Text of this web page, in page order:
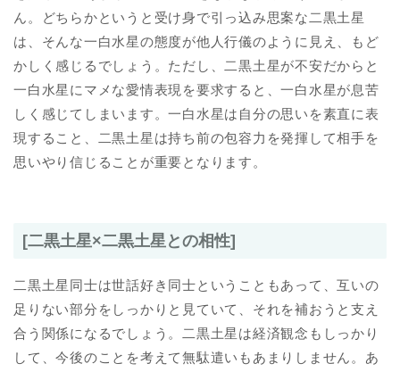
ん。どちらかというと受け身で引っ込み思案な二黒土星
は、そんな一白水星の態度が他人行儀のように見え、もど
かしく感じるでしょう。ただし、二黒土星が不安だからと
一白水星にマメな愛情表現を要求すると、一白水星が息苦
しく感じてしまいます。一白水星は自分の思いを素直に表
現すること、二黒土星は持ち前の包容力を発揮して相手を
思いやり信じることが重要となります。
[二黒土星×二黒土星との相性]
二黒土星同士は世話好き同士ということもあって、互いの
足りない部分をしっかりと見ていて、それを補おうと支え
合う関係になるでしょう。二黒土星は経済観念もしっかり
して、今後のことを考えて無駄遣いもあまりしません。あ